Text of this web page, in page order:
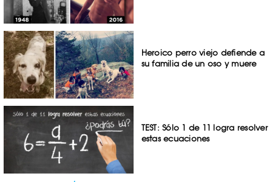
Heroico perro viejo defiende a
su familia de un oso y muere
TEST: Sólo 1 de 11 logra resolver
estas ecuaciones